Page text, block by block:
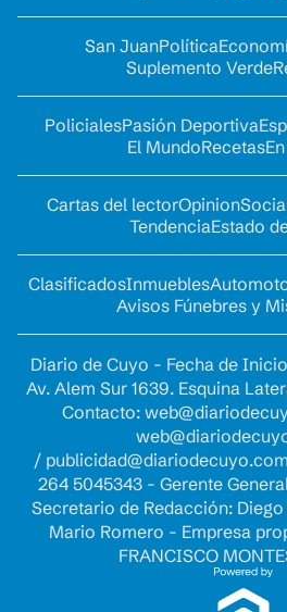
San JuanPolítica
Suplemento Verde
PolicialesPasión Deportiva
El MundoRecetas
Cartas del lectorOpinion
TendenciaEstado
ClasificadosInmuebles
Avisos Fúnebres y
Diario de Cuyo - Fecha de
Av. Alem Sur 1639. Esquina
Contacto:
/
264 5045343 - Gerente
Secretario de Redacción:
Mario Romero - Empresa
FRANCISCO